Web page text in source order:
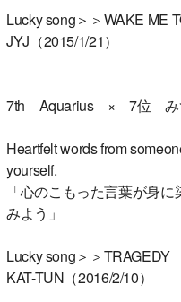
Lucky song＞＞WAKE ME
JYJ（2015/1/21）
7th Aquarius × 7位 み
Heartfelt words from
yourself.
「心のこもった言葉が身
みよう」
Lucky song＞＞TRAGEDY
KAT-TUN（2016/2/10）